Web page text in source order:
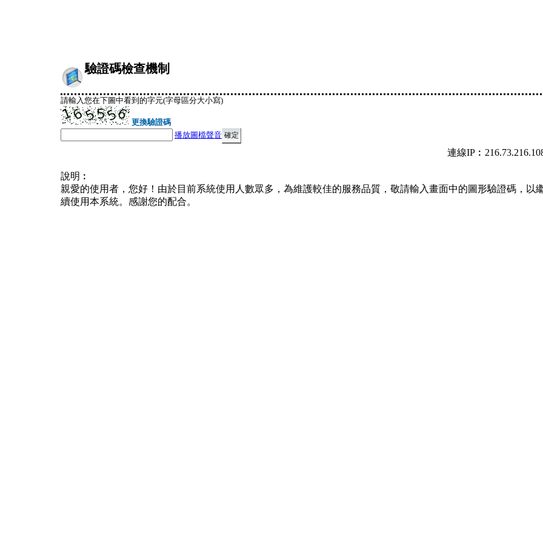
驗證碼檢查機制
請輸入您在下圖中看到的字元(字母區分大小寫)
更換驗證碼
播放圖檔聲音
連線
說明︰
親愛的使用者，您好！由於目前系統使用人數眾多，為維護較佳的服務品質，敬請輸入畫面中的圖形驗證碼，以
續使用本系統。感謝您的配合。